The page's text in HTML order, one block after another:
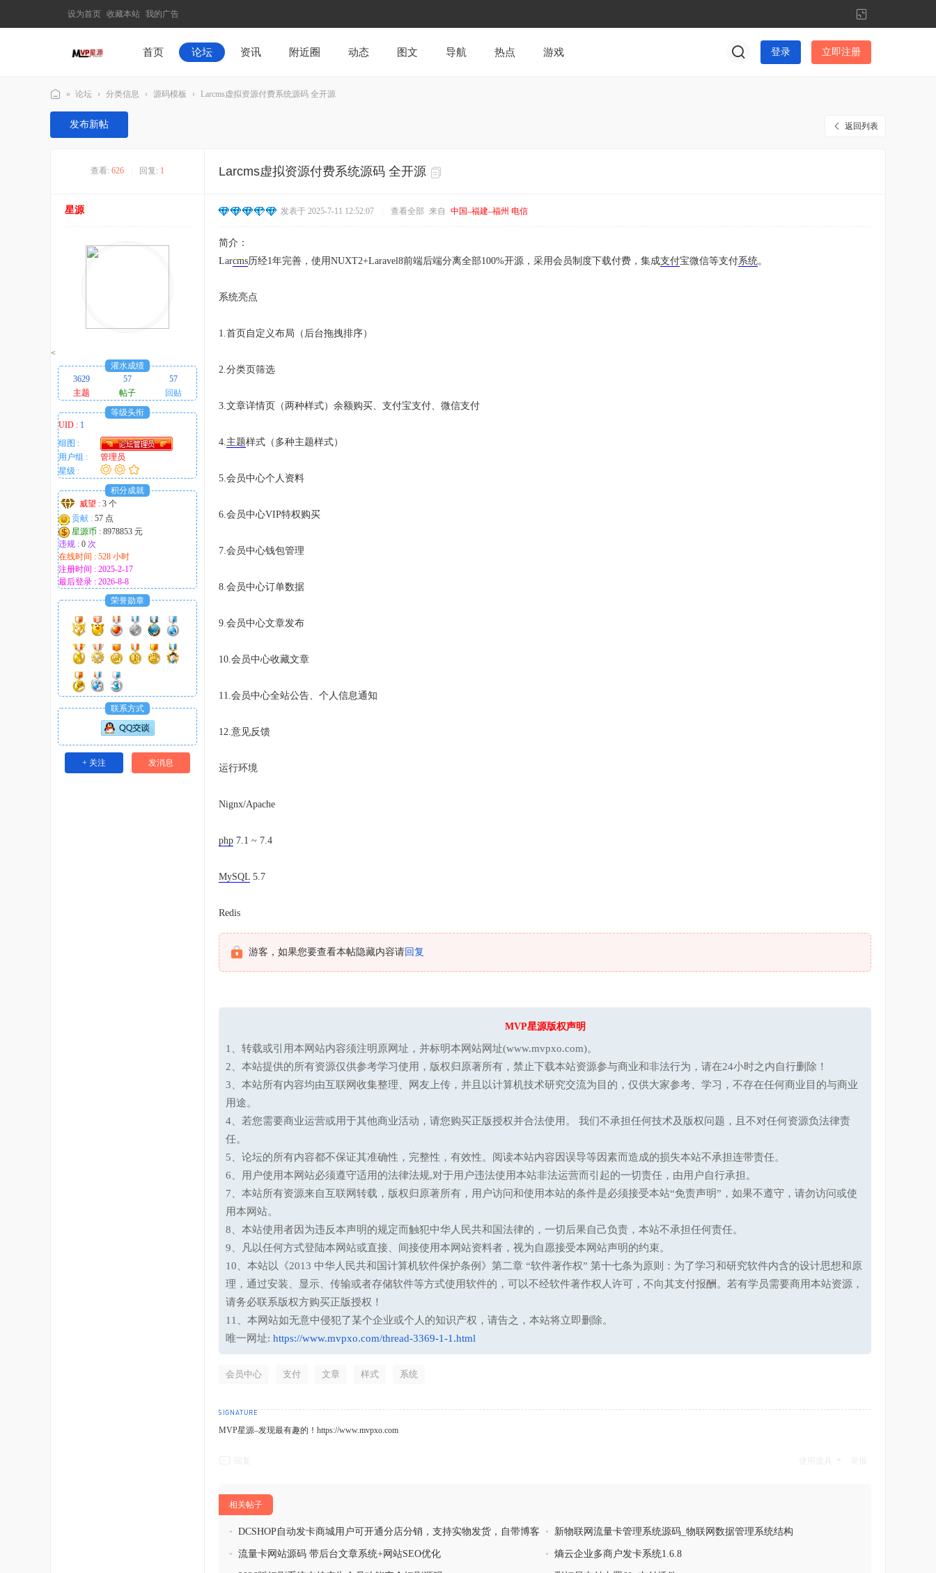
设为首页 收藏本站 我的广告
切
换
到
窄
首页 论坛 资讯 附近圈 动态 图文 导航 热点 游戏 登录 立即注册
M
！
» 论坛 › 分类信息 › 源码模板 › Larcms虚拟资源付费系统源码 全开源
返回列表
发布新帖
查看: 626 回复: 1 Larcms虚拟资源付费系统源码 全开源
星源
<
灌水成绩
3629
57
57
主题
帖子
回贴
等级头衔
UID : 1
组图 :
用户组 :
管理员
星级 :
积分成就
威望 : 3 个
贡献 : 57 点
星源币 : 8978853 元
违规 : 0 次
在线时间 : 528 小时
注册时间 : 2025-2-17
最后登录 : 2026-8-8
荣誉勋章
联系方式
+ 关注 发消息
发表于 2025-7-11 12:52:07 查看全部 来自 中国–福建–福州 电信
简介：
Larcms历经1年完善，使用NUXT2+Laravel8前端后端分离全部100%开源，采用会员制度下载付费，集成支付宝微信等支付系统。
系统亮点
1.首页自定义布局（后台拖拽排序）
2.分类页筛选
3.文章详情页（两种样式）余额购买、支付宝支付、微信支付
4.主题样式（多种主题样式）
5.会员中心个人资料
6.会员中心VIP特权购买
7.会员中心钱包管理
8.会员中心订单数据
9.会员中心文章发布
10.会员中心收藏文章
11.会员中心全站公告、个人信息通知
12.意见反馈
运行环境
Nignx/Apache
php 7.1 ~ 7.4
MySQL 5.7
Redis
游客，如果您要查看本帖隐藏内容请回复
MVP星源版权声明
1、转载或引用本网站内容须注明原网址，并标明本网站网址(www.mvpxo.com)。
2、本站提供的所有资源仅供参考学习使用，版权归原著所有，禁止下载本站资源参与商业和非法行为，请在24小时之内自行删除！
3、本站所有内容均由互联网收集整理、网友上传，并且以计算机技术研究交流为目的，仅供大家参考、学习，不存在任何商业目的与商业
用途。
4、若您需要商业运营或用于其他商业活动，请您购买正版授权并合法使用。 我们不承担任何技术及版权问题，且不对任何资源负法律责
任。
5、论坛的所有内容都不保证其准确性，完整性，有效性。阅读本站内容因误导等因素而造成的损失本站不承担连带责任。
6、用户使用本网站必须遵守适用的法律法规,对于用户违法使用本站非法运营而引起的一切责任，由用户自行承担。
7、本站所有资源来自互联网转载，版权归原著所有，用户访问和使用本站的条件是必须接受本站“免责声明”，如果不遵守，请勿访问或使
用本网站。
8、本站使用者因为违反本声明的规定而触犯中华人民共和国法律的，一切后果自己负责，本站不承担任何责任。
9、凡以任何方式登陆本网站或直接、间接使用本网站资料者，视为自愿接受本网站声明的约束。
10、本站以《2013 中华人民共和国计算机软件保护条例》第二章 “软件著作权” 第十七条为原则：为了学习和研究软件内含的设计思想和原
理，通过安装、显示、传输或者存储软件等方式使用软件的，可以不经软件著作权人许可，不向其支付报酬。若有学员需要商用本站资源，
请务必联系版权方购买正版授权！
11、本网站如无意中侵犯了某个企业或个人的知识产权，请告之，本站将立即删除。
唯一网址: https://www.mvpxo.com/thread-3369-1-1.html
会员中心 支付 文章 样式 系统
MVP星源–发现最有趣的！https://www.mvpxo.com
相关帖子
• DCSHOP自动发卡商城用户可开通分店分销，支持实物发货，自带博客
功能
• 新物联网流量卡管理系统源码_物联网数据管理系统结构
• 流量卡网站源码 带后台文章系统+网站SEO优化 • 熵云企业多商户发卡系统1.6.8